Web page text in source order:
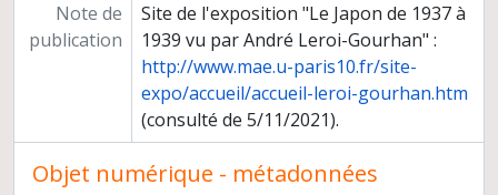
Note de
publication
Site de l'exposition "Le Japon de 1937 à
1939 vu par André Leroi-Gourhan" :
http://www.mae.u-paris10.fr/site-
expo/accueil/accueil-leroi-gourhan.htm
(consulté de 5/11/2021).
Objet numérique - métadonnées